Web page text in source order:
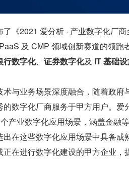
《2021 爱分析 · 产业数字化厂商
及 CMP 领域创新赛道的领跑
行数字化、 证券数字化及 IT 基础
与业务场景深度融合，随着政府
数字化厂商服务于甲方用户。爱
产业数字化应用场景，涵盖金融
在这些数字化应用场景中具备成
在进行数字化建设的甲方企业，